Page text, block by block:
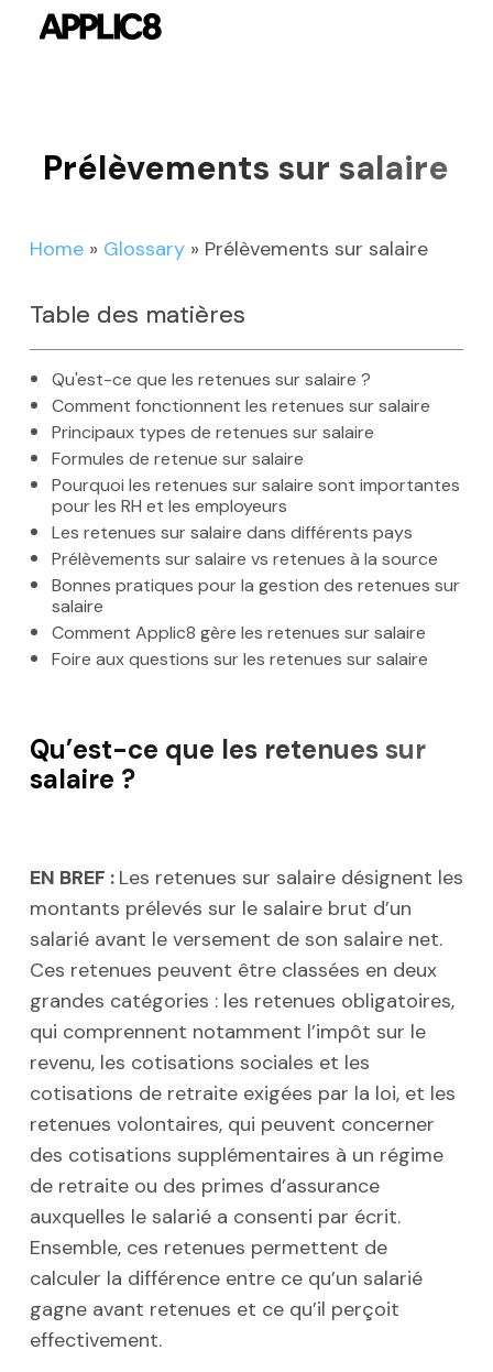
Prélèvements sur salaire
Home» Glossary» Prélèvements sur salaire
Qu’est-ce que les retenues sur
salaire ?
EN BREF : Les retenues sur salaire désignent les
montants prélevés sur le salaire brut d’un
salarié avant le versement de son salaire net.
Ces retenues peuvent être classées en deux
grandes catégories : les retenues obligatoires,
qui comprennent notamment l’impôt sur le
revenu, les cotisations sociales et les
cotisations de retraite exigées par la loi, et les
retenues volontaires, qui peuvent concerner
des cotisations supplémentaires à un régime
de retraite ou des primes d’assurance
auxquelles le salarié a consenti par écrit.
Ensemble, ces retenues permettent de
calculer la différence entre ce qu’un salarié
gagne avant retenues et ce qu’il perçoit
effectivement.
Table des matières
Qu'est-ce que les retenues sur salaire ?
Comment fonctionnent les retenues sur salaire
Principaux types de retenues sur salaire
Formules de retenue sur salaire
Pourquoi les retenues sur salaire sont importantes
pour les RH et les employeurs
Les retenues sur salaire dans différents pays
Prélèvements sur salaire vs retenues à la source
Bonnes pratiques pour la gestion des retenues sur
salaire
Comment Applic8 gère les retenues sur salaire
Foire aux questions sur les retenues sur salaire